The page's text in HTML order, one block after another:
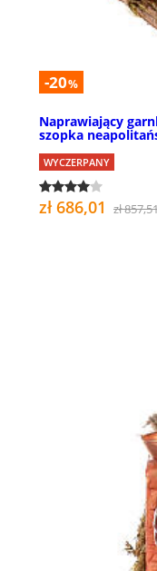
-20%
Naprawiający
szopka
WYCZERPANY
zł 686,01 zł